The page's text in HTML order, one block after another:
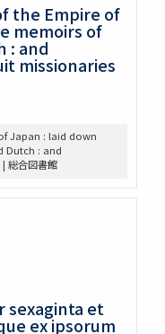
sculp
enrichie de
qui y sont
latest observations
: most
Earl of
communicated to
Academy at
les memoires les
regionibus
sex regiones
of Japan : laid down
the Empire of
memoirs of
: and
missionaries
Japan : laid down
Dutch : and
総合図書館
sexaginta et
ex ipsorum